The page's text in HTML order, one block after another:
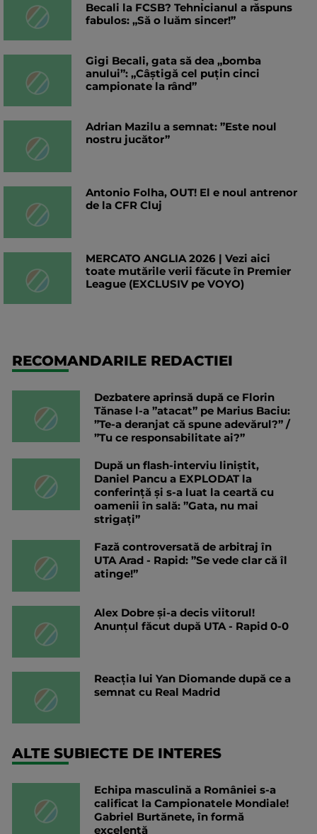
Becali la FCSB? Tehnicianul a răspuns
fabulos: „Să o luăm sincer!”
Gigi Becali, gata să dea „bomba
anului”: „Câștigă cel puțin cinci
campionate la rând”
Adrian Mazilu a semnat: ”Este noul
nostru jucător”
Antonio Folha, OUT! El e noul antrenor
de la CFR Cluj
MERCATO ANGLIA 2026 | Vezi aici
toate mutările verii făcute în Premier
League (EXCLUSIV pe VOYO)
RECOMANDARILE REDACTIEI
Dezbatere aprinsă după ce Florin
Tănase l-a ”atacat” pe Marius Baciu:
”Te-a deranjat că spune adevărul?” /
”Tu ce responsabilitate ai?”
După un flash-interviu liniștit,
Daniel Pancu a EXPLODAT la
conferință și s-a luat la ceartă cu
oamenii în sală: ”Gata, nu mai
strigați”
Fază controversată de arbitraj în
UTA Arad - Rapid: ”Se vede clar că îl
atinge!”
Alex Dobre și-a decis viitorul!
Anunțul făcut după UTA - Rapid 0-0
Reacția lui Yan Diomande după ce a
semnat cu Real Madrid
ALTE SUBIECTE DE INTERES
Echipa masculină a României s-a
calificat la Campionatele Mondiale!
Gabriel Burtănete, în formă
excelentă